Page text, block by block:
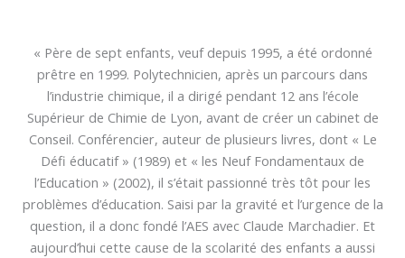
« Père de sept enfants, veuf depuis 1995, a été ordonné
prêtre en 1999. Polytechnicien, après un parcours dans
l’industrie chimique, il a dirigé pendant 12 ans l’école
Supérieur de Chimie de Lyon, avant de créer un cabinet de
Conseil. Conférencier, auteur de plusieurs livres, dont « Le
Défi éducatif » (1989) et « les Neuf Fondamentaux de
l’Education » (2002), il s’était passionné très tôt pour les
problèmes d’éducation. Saisi par la gravité et l’urgence de la
question, il a donc fondé l’AES avec Claude Marchadier. Et
aujourd’hui cette cause de la scolarité des enfants a aussi